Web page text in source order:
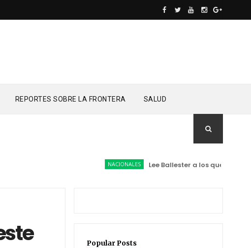
REPORTES SOBRE LA FRONTERA SALUD
NACIONALES Lee Ballester a los que se
Popular Posts